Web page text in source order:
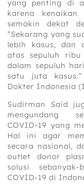
yang penting di
karena kenaikan
semakin dekat
“Sekarang yang
lebih kasus, dan
atas sepuluh
dalam sepuluh
satu juta
Dokter Indonesia
Sudirman Said
mengundang
COVID-19 yang
Hal ini agar
secara nasional,
outlet donor
solusi sebanyak-
COVID-19 di